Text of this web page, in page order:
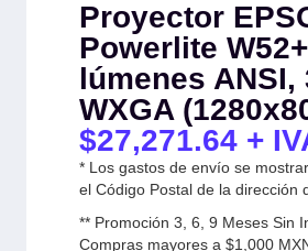
Proyector
Powerlite
lúmenes ANSI,
WXGA
$27,271.64 +
* Los gastos de envío se
el Código Postal de la dirección
** Promoción 3, 6, 9 Meses Sin
Compras mayores a $1,000